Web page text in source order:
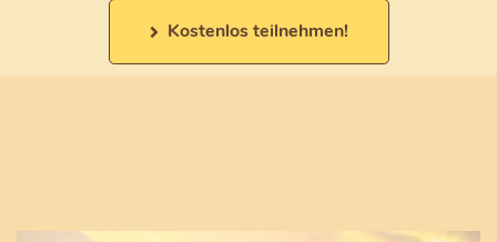
Kostenlos teilnehmen!